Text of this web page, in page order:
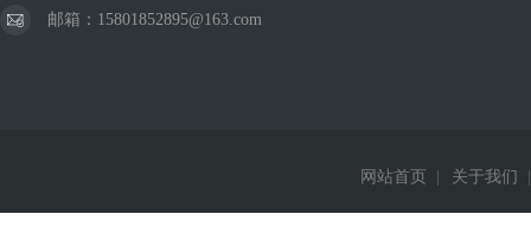
邮箱：15801852895@163.com
网站首页 关于我们